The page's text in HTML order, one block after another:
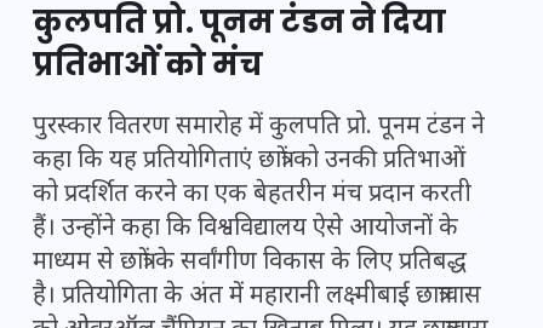
कुलपति प्रो. पूनम टंडन ने दिया
प्रतिभाओं को मंच
पुरस्कार वितरण समारोह में कुलपति प्रो. पूनम टंडन ने
कहा कि यह प्रतियोगिताएं छात्रों को उनकी प्रतिभाओं
को प्रदर्शित करने का एक बेहतरीन मंच प्रदान करती
हैं। उन्होंने कहा कि विश्वविद्यालय ऐसे आयोजनों के
माध्यम से छात्रों के सर्वांगीण विकास के लिए प्रतिबद्ध
है। प्रतियोगिता के अंत में महारानी लक्ष्मीबाई छात्रावास